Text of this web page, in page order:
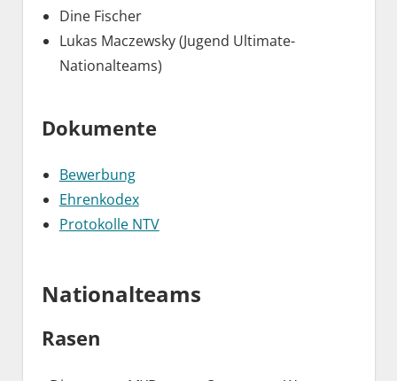
Dine Fischer
Lukas Maczewsky (Jugend Ultimate-
Nationalteams)
Dokumente
Bewerbung
Ehrenkodex
Protokolle NTV
Nationalteams
Rasen